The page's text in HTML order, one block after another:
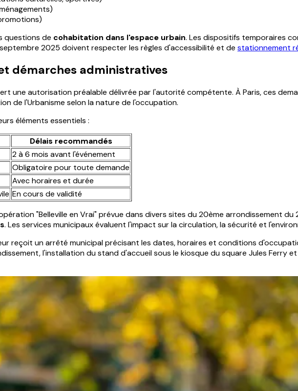
questions de cohabitation dans l'espace urbain. Les dispositifs temporaires
2025 doivent respecter les règles d'accessibilité et de stationnement
démarches administratives
une autorisation préalable délivrée par l'autorité compétente. À Paris, ces
de l'Urbanisme selon la nature de l'occupation.
éléments essentiels :
Délais recommandés
2 à 6 mois avant l'événement
Obligatoire pour toute demande
Avec horaires et durée
En cours de validité
"Belleville en Vrai" prévue dans divers sites du 20ème arrondissement
. Les services municipaux évaluent l'impact sur la circulation, la sécurité et
reçoit un arrêté municipal précisant les dates, horaires et conditions
l'installation du stand d'accueil sous le kiosque du square Jules Ferry